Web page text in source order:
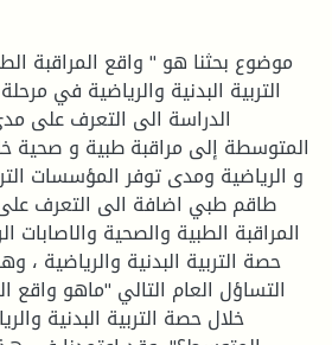
موضوع بحثنا هو " واقع المراقبة
التربية البدنية والرياضية في
الدراسة الى التعرف على
المتوسطة إلى مراقبة طبية و صحية
و الرياضية ومدى توفر المؤسسات
طاقم طبي اضافة الى التعرف على
المراقبة الطبية والصحية والاصابات
حصة التربية البدنية والرياضية ،
التساؤل العام التالي "ماهو واقع
خلال حصة التربية البدنية